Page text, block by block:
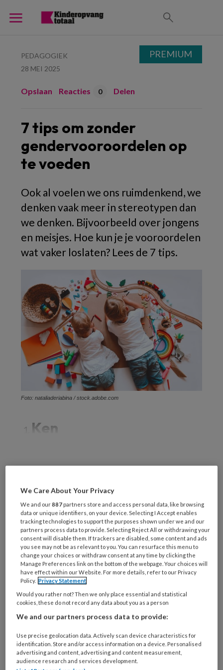
PEDAGOGIEK
28 MEI 2025
Opslaan Reacties 0 Delen
7 tips om zonder
gendervooroordelen op
te voeden
Ook al voelen we ons ruimdenkend, we
denken vaak meer in stereotypen dan
we denken. Bijvoorbeeld over jongens
en meisjes. Hoe kun je je vooroordelen
wat vaker loslaten? Lees de 7 tips.
Foto: nataliaderiabina / stock.adobe.com
Ken
Wil je dit artikel lezen?
Maak gratis een account aan en lees 2
artikelen gratis per maand
Al een account of abonnement?Log dan in
Wat
is
je
mailadres?
* *
je
wachtwoord* *
PREMIUM
We Care About Your Privacy
We and our887 partners store and access personal data, like browsing
data or unique identifiers, on your device. Selecting I Accept enables
tracking technologies to support the purposes shown under we and our
partners process data to provide. Selecting Reject All or withdrawing your
consent will disable them. If trackers are disabled, some content and ads
you see may not be as relevant to you. You can resurface this menu to
change your choices or withdraw consent at any time by clicking the
Manage Preferences link on the bottom of the webpage. Your choices will
have effect within our Website. For more details, refer to our Privacy
Policy. Privacy Statement
Would you rather not? Then we only place essential and statistical
cookies, these do not record any data about you as a person
We and our partners process data to provide:
Use precise geolocation data. Actively scan device characteristics for
identification. Store and/or access information on a device. Personalised
advertising and content, advertising and content measurement,
audience research and services development.